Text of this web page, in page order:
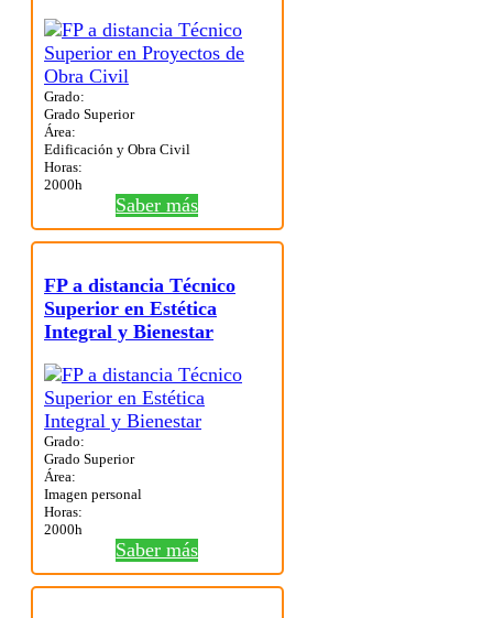
Grado:
Grado Superior
Área:
Edificación y Obra Civil
Horas:
2000h
Saber más
FP a distancia Técnico
Superior en Estética
Integral y Bienestar
Grado:
Grado Superior
Área:
Imagen personal
Horas:
2000h
Saber más